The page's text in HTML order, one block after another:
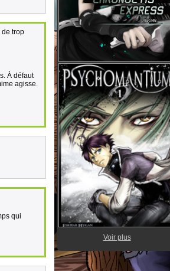
de trop
À défaut
agisse.
qui
Voir plus